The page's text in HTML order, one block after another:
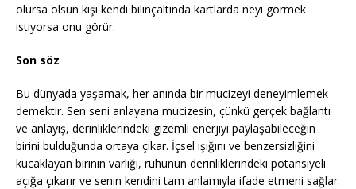
olursa olsun kişi kendi bilinçaltında kartlarda neyi görmek
istiyorsa onu görür.
Son söz
Bu dünyada yaşamak, her anında bir mucizeyi deneyimlemek
demektir. Sen seni anlayana mucizesin, çünkü gerçek bağlantı
ve anlayış, derinliklerindeki gizemli enerjiyi paylaşabileceğin
birini bulduğunda ortaya çıkar. İçsel ışığını ve benzersizliğini
kucaklayan birinin varlığı, ruhunun derinliklerindeki potansiyeli
açığa çıkarır ve senin kendini tam anlamıyla ifade etmeni sağlar.